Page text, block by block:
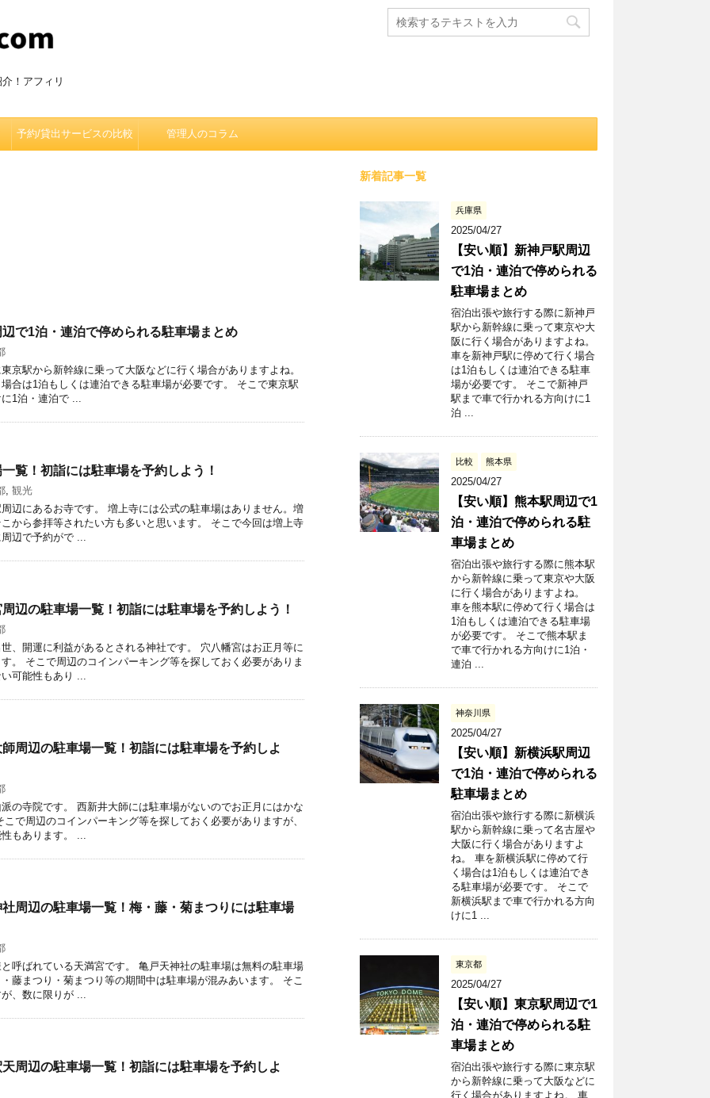
！アフィリ
予約/貸出サービスの比較 管理人のコラム
辺で1泊・連泊で停められる駐車場まとめ
京駅から新幹線に乗って大阪などに行く場合がありますよね。
合は1泊もしくは連泊できる駐車場が必要です。 そこで東京駅
1泊・連泊で ...
覧！初詣には駐車場を予約しよう！
観光
辺にあるお寺です。 増上寺には公式の駐車場はありません。増
こから参拝等されたい方も多いと思います。 そこで今回は増上寺
辺で予約がで ...
周辺の駐車場一覧！初詣には駐車場を予約しよう！
、開運に利益があるとされる神社です。 穴八幡宮はお正月等に
。 そこで周辺のコインパーキング等を探しておく必要がありま
可能性もあり ...
師周辺の駐車場一覧！初詣には駐車場を予約しよ
の寺院です。 西新井大師には駐車場がないのでお正月にはかな
で周辺のコインパーキング等を探しておく必要がありますが、
もあります。 ...
社周辺の駐車場一覧！梅・藤・菊まつりには駐車場
呼ばれている天満宮です。 亀戸天神社の駐車場は無料の駐車場
藤まつり・菊まつり等の期間中は駐車場が混みあいます。 そこ
、数に限りが ...
天周辺の駐車場一覧！初詣には駐車場を予約しよ
新着記事一覧
兵庫県
2025/04/27
【安い順】新神戸駅周辺
で1泊・連泊で停められる
駐車場まとめ
宿泊出張や旅行する際に新神戸
駅から新幹線に乗って東京や大
阪に行く場合がありますよね。
車を新神戸駅に停めて行く場合
は1泊もしくは連泊できる駐車
場が必要です。 そこで新神戸
駅まで車で行かれる方向けに1
泊 ...
比較 熊本県
2025/04/27
【安い順】熊本駅周辺で1
泊・連泊で停められる駐
車場まとめ
宿泊出張や旅行する際に熊本駅
から新幹線に乗って東京や大阪
に行く場合がありますよね。
車を熊本駅に停めて行く場合は
1泊もしくは連泊できる駐車場
が必要です。 そこで熊本駅ま
で車で行かれる方向けに1泊・
連泊 ...
神奈川県
2025/04/27
【安い順】新横浜駅周辺
で1泊・連泊で停められる
駐車場まとめ
宿泊出張や旅行する際に新横浜
駅から新幹線に乗って名古屋や
大阪に行く場合がありますよ
ね。 車を新横浜駅に停めて行
く場合は1泊もしくは連泊でき
る駐車場が必要です。 そこで
新横浜駅まで車で行かれる方向
けに1 ...
東京都
2025/04/27
【安い順】東京駅周辺で1
泊・連泊で停められる駐
車場まとめ
宿泊出張や旅行する際に東京駅
から新幹線に乗って大阪などに
行く場合がありますよね。 車